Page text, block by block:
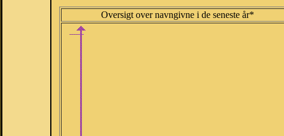
Oversigt over navngivne i de seneste år*